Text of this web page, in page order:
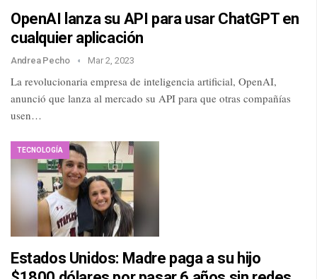
OpenAI lanza su API para usar ChatGPT en
cualquier aplicación
Andrea Pecho Mar 2, 2023
La revolucionaria empresa de inteligencia artificial, OpenAI,
anunció que lanza al mercado su API para que otras compañías
usen…
TECNOLOGÍA
Estados Unidos: Madre paga a su hijo